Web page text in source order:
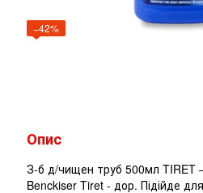
−42%
Опис
З-б д/чищен труб 500мл TIRET
Benckiser Tiret - дор. Підійде